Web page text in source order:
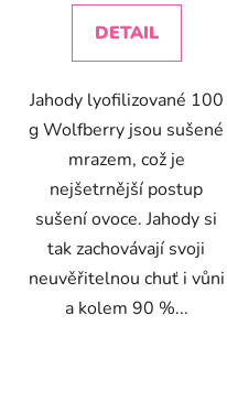
DETAIL
Jahody lyofilizované 100
g Wolfberry jsou sušené
mrazem, což je
nejšetrnější postup
sušení ovoce. Jahody si
tak zachovávají svoji
neuvěřitelnou chuť i vůni
a kolem 90 %...